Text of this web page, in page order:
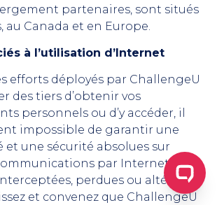
partenaires, sont situés
au Canada et en Europe.
à l’utilisation d’Internet
efforts déployés par ChallengeU
des tiers d’obtenir vos
personnels ou d’y accéder, il
impossible de garantir une
une sécurité absolues sur
par Internet
perdues ou altérées.
et convenez que ChallengeU